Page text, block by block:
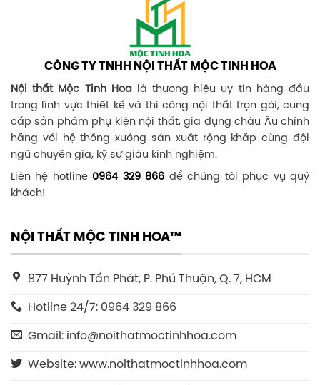
CÔNG TY TNHH NỘI THẤT MỘC TINH HOA
Nội thất Mộc Tinh Hoalà thương hiệu uy tín hàng đầu
trong lĩnh vực thiết kế và thi công nội thất trọn gói, cung
cấp sản phẩm phụ kiện nội thất, gia dụng châu Âu chính
hãng với hệ thống xưởng sản xuất rộng khắp cùng đội
ngũ chuyên gia, kỹ sư giàu kinh nghiệm.
Liên hệ hotline 0964 329 866 để chúng tôi phục vụ quý
khách!
NỘI THẤT MỘC TINH HOA™
877 Huỳnh Tấn Phát, P. Phú Thuận, Q. 7, HCM
Hotline 24/7: 0964 329 866
Gmail: info@noithatmoctinhhoa.com
Website: www.noithatmoctinhhoa.com